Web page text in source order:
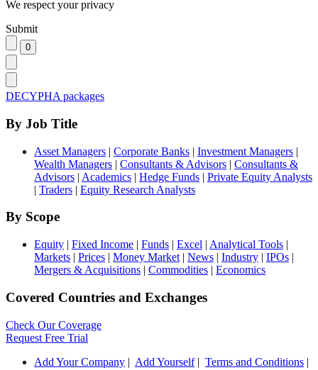
We respect your privacy
Submit
DECYPHA packages
By Job Title
Asset Managers | Corporate Banks | Investment Managers |
Wealth Managers | Consultants & Advisors | Consultants &
Advisors | Academics | Hedge Funds | Private Equity Analysts
| Traders | Equity Research Analysts
By Scope
Equity | Fixed Income | Funds | Excel | Analytical Tools |
Markets | Prices | Money Market | News | Industry | IPOs |
Mergers & Acquisitions | Commodities | Economics
Covered Countries and Exchanges
Check Our Coverage
Request Free Trial
Add Your Company | Add Yourself| Terms and Conditions |